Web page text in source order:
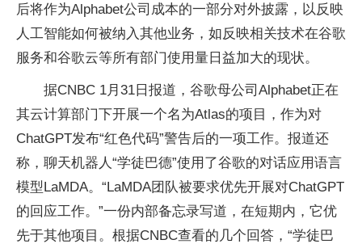
后将作为Alphabet公司成本的一部分对外披露，以反映
人工智能如何被纳入其他业务，如反映相关技术在谷歌
服务和谷歌云等所有部门使用量日益加大的现状。
据CNBC 1月31日报道，谷歌母公司Alphabet正在
其云计算部门下开展一个名为Atlas的项目，作为对
ChatGPT发布“红色代码”警告后的一项工作。报道还
称，聊天机器人“学徒巴德”使用了谷歌的对话应用语言
模型LaMDA。“LaMDA团队被要求优先开展对ChatGPT
的回应工作。”一份内部备忘录写道，在短期内，它优
先于其他项目。根据CNBC查看的几个回答，“学徒巴